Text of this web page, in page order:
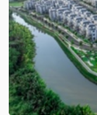
Công
cụ
đầu
tư